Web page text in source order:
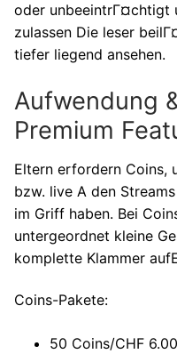
oder unbeeintrГ¤chtigt
zulassen Die leser
tiefer liegend ansehen.
Aufwendung
Premium
Eltern erfordern Coins,
bzw. live A den
im Griff haben. Bei
untergeordnet kleine
komplette Klammer
Coins-Pakete:
50 Coins/CHF 6.00